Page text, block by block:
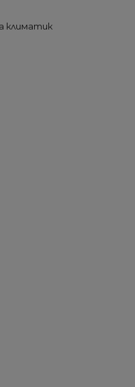
климатик